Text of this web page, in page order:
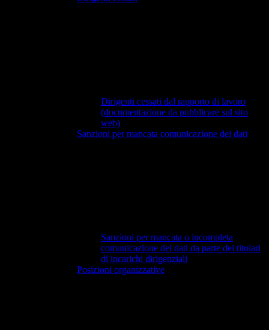
Dirigenti cessati dal rapporto di lavoro
(documentazione da pubblicare sul sito
web)
Sanzioni per mancata comunicazione dei dati
Sanzioni per mancata o incompleta
comunicazione dei dati da parte dei titolari
di incarichi dirigenziali
Posizioni organizzative